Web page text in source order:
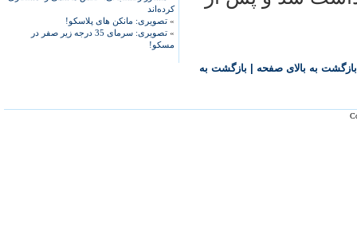
کرده‌اند
» تصویری: مانکن های پلاسکو!
»
تصویری: سرمای 35 درجه زیر صفر در
مسکو!
بازگشت به بالای صفحه بازگشت به